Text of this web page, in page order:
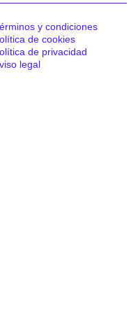
y condiciones
de cookies
de privacidad
legal